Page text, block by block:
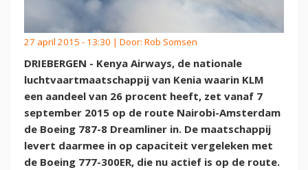
27 april 2015 - 13:30 | Door: Rob Somsen
DRIEBERGEN - Kenya Airways, de nationale
luchtvaartmaatschappij van Kenia waarin KLM
een aandeel van 26 procent heeft, zet vanaf 7
september 2015 op de route Nairobi-Amsterdam
de Boeing 787-8 Dreamliner in. De maatschappij
levert daarmee in op capaciteit vergeleken met
de Boeing 777-300ER, die nu actief is op de route.